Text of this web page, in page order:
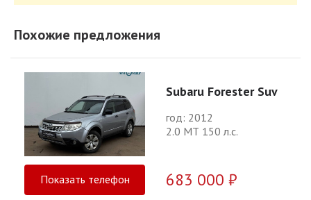
Похожие предложения
Subaru Forester Suv
год: 2012
2.0 МТ 150 л.с.
Показать телефон 683 000 ₽